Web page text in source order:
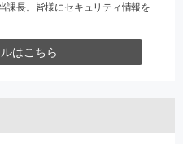
課長。皆様にセキュリティ情報を
はこちら